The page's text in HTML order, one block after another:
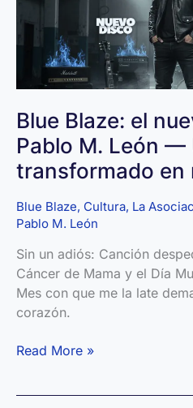
Blue Blaze: el
Pablo M. León —
transformado en
Blue Blaze, Cultura, La
Pablo M. León
Sin un adiós: Canción
Cáncer de Mama y el Día
Mes con que me la late
corazón.
Blue
Read More »